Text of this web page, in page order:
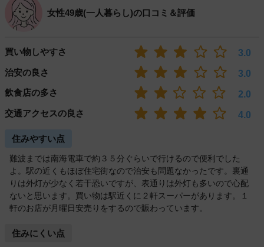
女性49歳(一人暮らし)の口コミ＆評価
買い物しやすさ
3.0
治安の良さ
3.0
飲食店の多さ
2.0
交通アクセスの良さ
4.0
住みやすい点
難波までは南海電車で約３５分ぐらいで行けるので便利でした
よ。駅の近くもほぼ住宅街なので治安も問題なかったです。裏通
りは外灯が少なく若干恐いですが、表通りは外灯も多いので心配
ないと思います。買い物は駅近くに２軒スーパーがあります。１
軒のお店が月曜日安売りをするので賑わっています。
住みにくい点